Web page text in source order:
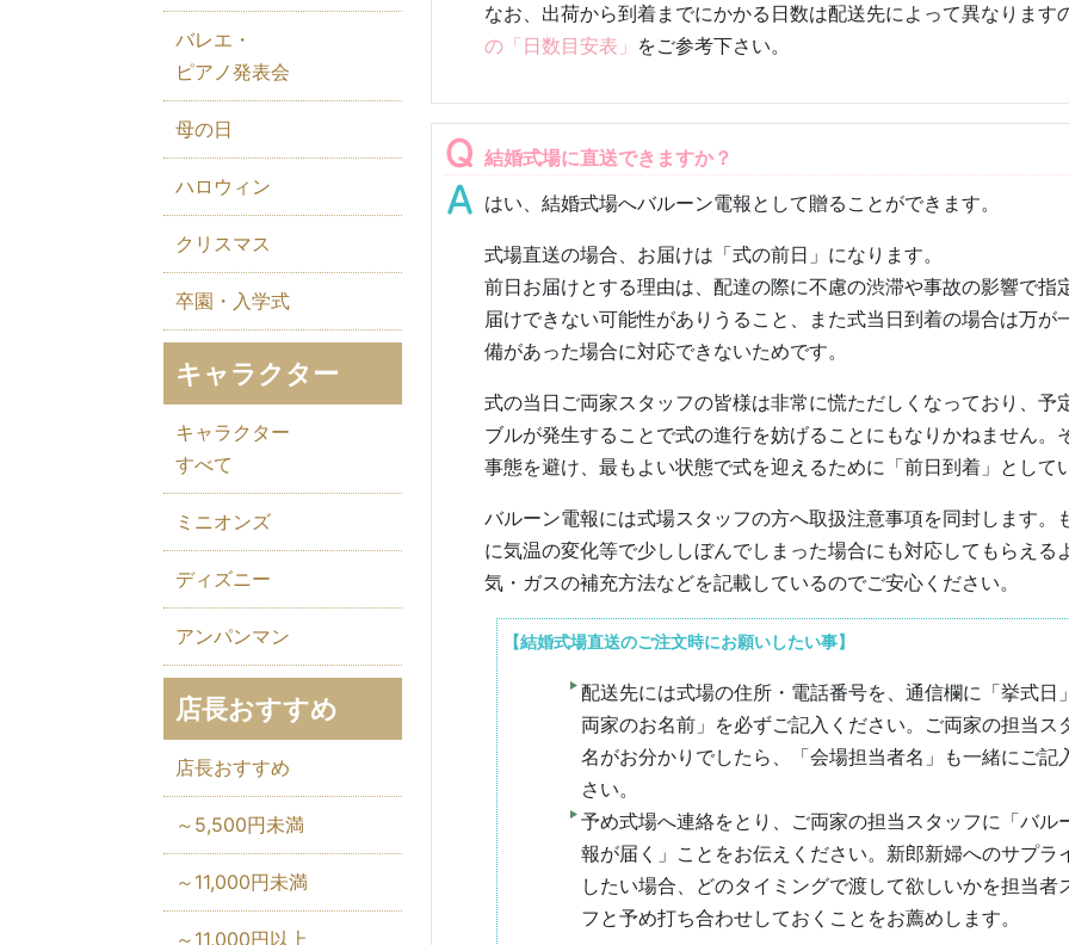
バレエ・
ピアノ発表会
母の日
ハロウィン
クリスマス
卒園・入学式
キャラクター
キャラクター
すべて
ミニオンズ
ディズニー
アンパンマン
店長おすすめ
店長おすすめ
～5,500円未満
～11,000円未満
～11,000円以上
なお、出荷から到着までにかかる日数は配送先によって異なります
の「日数目安表」 をご参考下さい。
結婚式場に直送できますか？
はい、結婚式場へバルーン電報として贈ることができます。
式場直送の場合、お届けは「式の前日」になります。
前日お届けとする理由は、配達の際に不慮の渋滞や事故の影響で指
届けできない可能性がありうること、また式当日到着の場合は万が
備があった場合に対応できないためです。
式の当日ご両家スタッフの皆様は非常に慌ただしくなっており、予
ブルが発生することで式の進行を妨げることにもなりかねません。
事態を避け、最もよい状態で式を迎えるために「前日到着」として
バルーン電報には式場スタッフの方へ取扱注意事項を同封します。
に気温の変化等で少ししぼんでしまった場合にも対応してもらえる
気・ガスの補充方法などを記載しているのでご安心ください。
【結婚式場直送のご注文時にお願いしたい事】
配送先には式場の住所・電話番号を、 通信欄に「挙式日
両家のお名前」を必ずご記入ください。 ご両家の担当ス
名がお分かりでしたら、「会場担当者名」も一緒にご記
さい。
予め式場へ連絡をとり、ご両家の担当スタッフに「バル
報が届く」ことをお伝えください。新郎新婦へのサプラ
したい場合、どのタイミングで渡して欲しいかを担当者
フと予め打ち合わせしておくことをお薦めします。